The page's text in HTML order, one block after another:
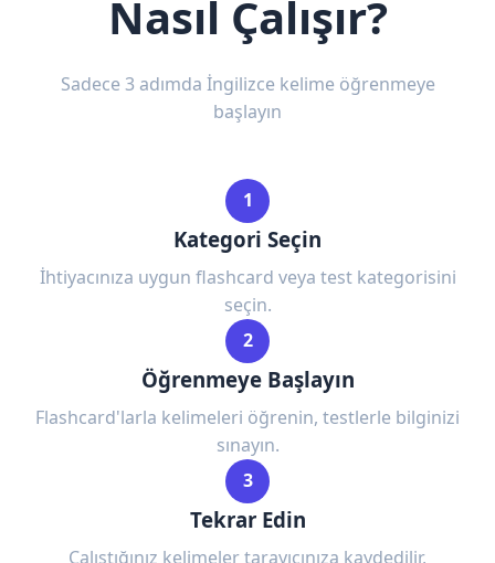
Nasıl Çalışır?
Sadece 3 adımda İngilizce kelime öğrenmeye
başlayın
1
Kategori Seçin
İhtiyacınıza uygun flashcard veya test kategorisini
seçin.
2
Öğrenmeye Başlayın
Flashcard'larla kelimeleri öğrenin, testlerle bilginizi
sınayın.
3
Tekrar Edin
Çalıştığınız kelimeler tarayıcınıza kaydedilir,